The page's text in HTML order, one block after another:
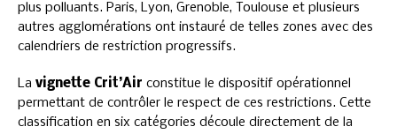
plus polluants. Paris, Lyon, Grenoble, Toulouse et plusieurs
autres agglomérations ont instauré de telles zones avec des
calendriers de restriction progressifs.
La vignette Crit’Air constitue le dispositif opérationnel
permettant de contrôler le respect de ces restrictions. Cette
classification en six catégories découle directement de la